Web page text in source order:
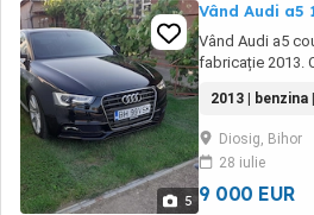
5
Vând Audi a5
Vând Audi a5
fabricație 2013.
contactați-mă.
2013 | benzina
Diosig, Bihor
28 iulie
9 000 EUR